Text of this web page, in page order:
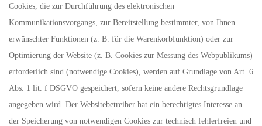
Cookies, die zur Durchführung des elektronischen
Kommunikationsvorgangs, zur Bereitstellung bestimmter, von Ihnen
erwünschter Funktionen (z. B. für die Warenkorbfunktion) oder zur
Optimierung der Website (z. B. Cookies zur Messung des Webpublikums)
erforderlich sind (notwendige Cookies), werden auf Grundlage von Art. 6
Abs. 1 lit. f DSGVO gespeichert, sofern keine andere Rechtsgrundlage
angegeben wird. Der Websitebetreiber hat ein berechtigtes Interesse an
der Speicherung von notwendigen Cookies zur technisch fehlerfreien und